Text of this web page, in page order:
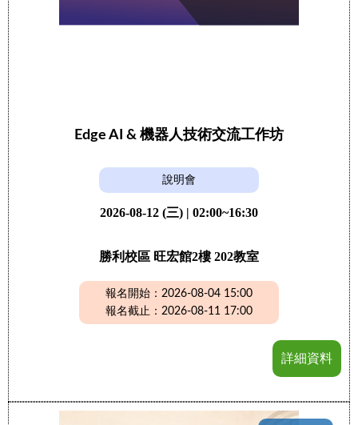
Edge AI & 機器人技術交流工作坊
說明會
2026-08-12 (三) | 02:00~16:30
勝利校區 旺宏館2樓 202教室
報名開始：2026-08-04 15:00
報名截止：2026-08-11 17:00
詳細資料